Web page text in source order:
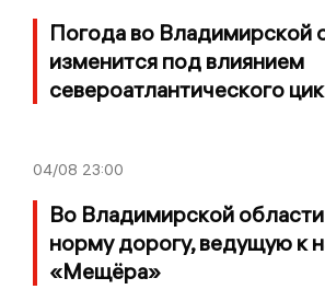
Погода во Владимирской
изменится под влиянием
североатлантического
04/08 23:00
Во Владимирской
норму дорогу, ведущую к
«Мещёра»